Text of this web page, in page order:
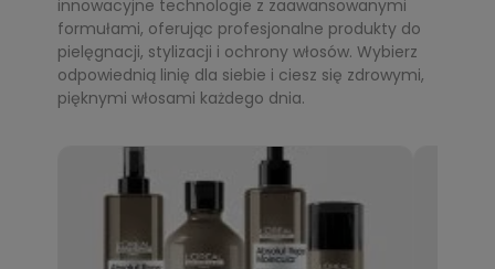
innowacyjne technologie z zaawansowanymi
formułami, oferując profesjonalne produkty do
pielęgnacji, stylizacji i ochrony włosów. Wybierz
odpowiednią linię dla siebie i ciesz się zdrowymi,
pięknymi włosami każdego dnia.